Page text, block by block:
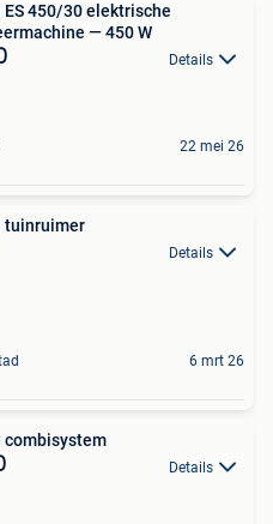
ES 450/30 elektrische
— 450 W
Details
22 mei 26
tuinruimer
Details
6 mrt 26
combisystem
Details